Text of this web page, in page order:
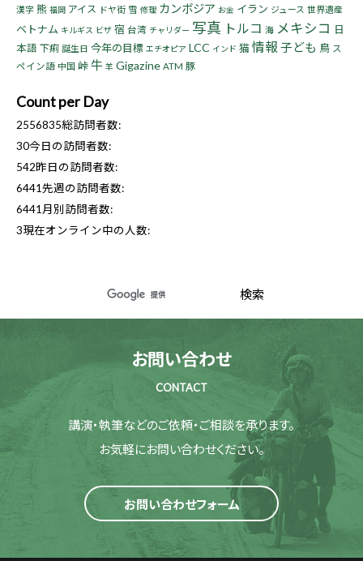
漢字 熊 福岡 アイス ドヤ街 雪 修理 カンボジア お金 イラン ジュース 世界遺産
ベトナム キルギス ビザ 宿 台湾 チャリダー 写真 トルコ 海 メキシコ 日
本語 下痢 誕生日 今年の目標 エチオピア LCC インド 猫情報 子ども 鳥 ス
ペイン語 中国 峠牛 羊 Gigazine ATM 豚
Count per Day
2556835総訪問者数:
30今日の訪問者数:
542昨日の訪問者数:
6441先週の訪問者数:
6441 月別訪問者数:
3現在オンライン中の人数:
お問い合わせ
CONTACT
講演・執筆などのご依頼・ご相談を承ります。
お気軽にお問い合わせください。
お問い合わせフォーム